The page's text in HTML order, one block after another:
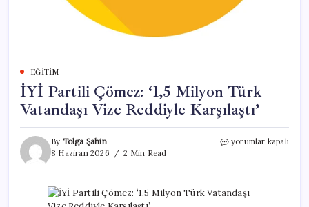
EĞITIM
İYİ Partili Çömez: ‘1,5 Milyon Türk
Vatandaşı Vize Reddiyle Karşılaştı’
By Tolga Şahin
8 Haziran 2026
2 Min Read
İYİ
Milyon
Türk
yorumlar kapalı